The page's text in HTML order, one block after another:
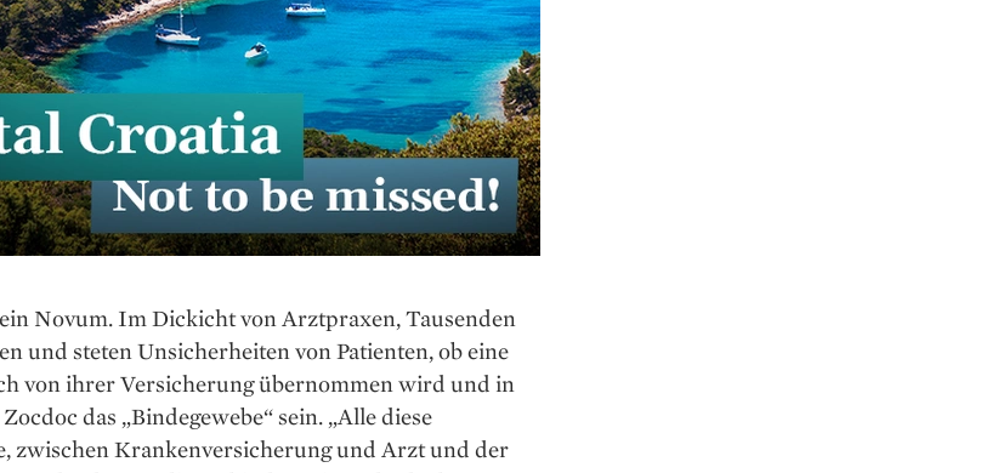
Novum. Im Dickicht von Arztpraxen, Tau­senden
und steten Unsicherheiten von Patienten, ob eine
von ihrer Versicherung übernommen wird und in
das „Bindegewebe“ sein. „Alle diese
zwischen Krankenversicherung und Arzt und der